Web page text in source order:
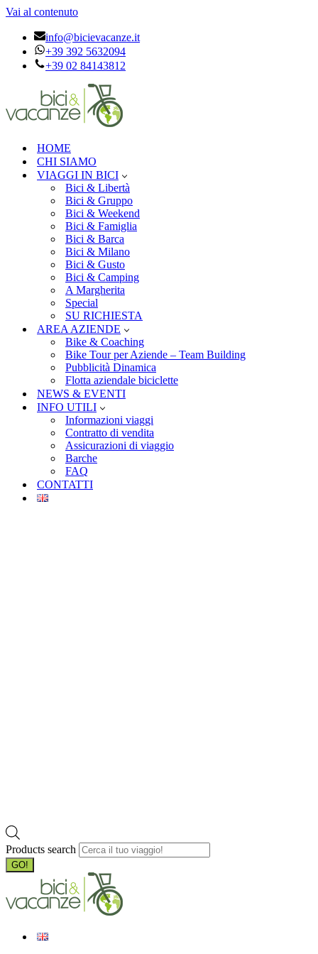
Vai al contenuto
info@bicievacanze.it
+39 392 5632094
+39 02 84143812
HOME
CHI SIAMO
VIAGGI IN BICI
Bici & Libertà
Bici & Gruppo
Bici & Weekend
Bici & Famiglia
Bici & Barca
Bici & Milano
Bici & Gusto
Bici & Camping
A Margherita
Special
SU RICHIESTA
AREA AZIENDE
Bike & Coaching
Bike Tour per Aziende – Team Building
Pubblicità Dinamica
Flotta aziendale biciclette
NEWS & EVENTI
INFO UTILI
Informazioni viaggi
Contratto di vendita
Assicurazioni di viaggio
Barche
FAQ
CONTATTI
Products search
GO!